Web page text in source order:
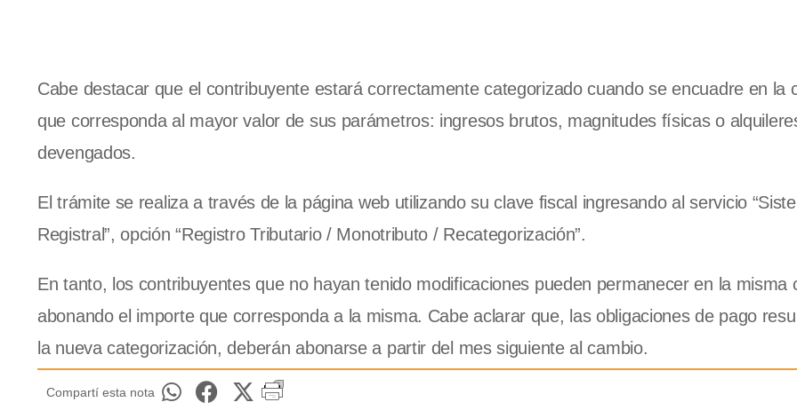
Cabe destacar que el contribuyente estará correctamente categorizado cuando se encuadre en la
que corresponda al mayor valor de sus parámetros: ingresos brutos, magnitudes físicas o
devengados.
El trámite se realiza a través de la página web utilizando su clave fiscal ingresando al servicio
Registral”, opción “Registro Tributario / Monotributo / Recategorización”.
En tanto, los contribuyentes que no hayan tenido modificaciones pueden permanecer en la misma
abonando el importe que corresponda a la misma. Cabe aclarar que, las obligaciones de pago
la nueva categorización, deberán abonarse a partir del mes siguiente al cambio.
Compartí esta nota